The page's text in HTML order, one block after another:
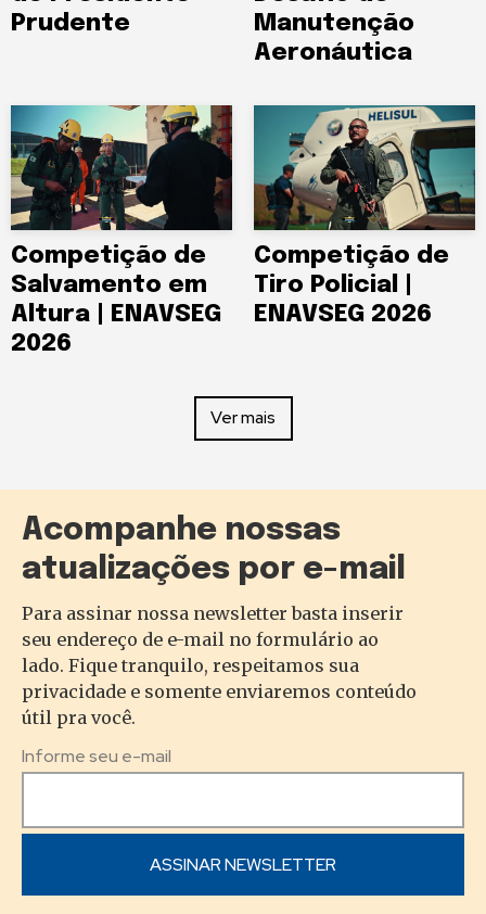
Prudente
Manutenção
Aeronáutica
Competição de
Salvamento em
Altura | ENAVSEG
2026
Competição de
Tiro Policial |
ENAVSEG 2026
Ver mais
Acompanhe nossas
atualizações por e-mail
Para assinar nossa newsletter basta inserir
seu endereço de e-mail no formulário ao
lado. Fique tranquilo, respeitamos sua
privacidade e somente enviaremos conteúdo
útil pra você.
Informe seu e-mail